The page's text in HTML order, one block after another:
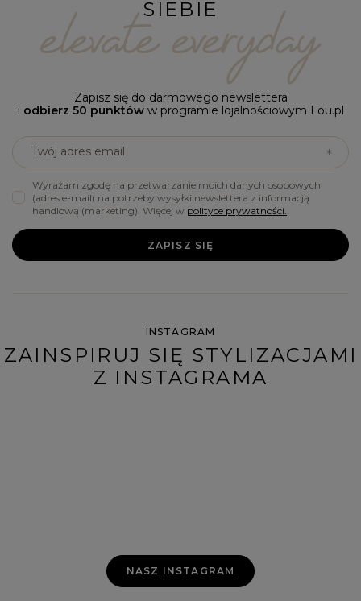
SIEBIE
Zapisz się do darmowego newslettera
i odbierz 50 punktóww programie lojalnościowym Lou.pl
Twój adres email
Wyrażam zgodę na przetwarzanie moich danych osobowych
(adres e-mail) na potrzeby wysyłki newslettera z informacją
handlową (marketing). Więcej w polityce prywatności.
ZAPISZ SIĘ
INSTAGRAM
ZAINSPIRUJ SIĘ STYLIZACJAMI
Z INSTAGRAMA
NASZ INSTAGRAM